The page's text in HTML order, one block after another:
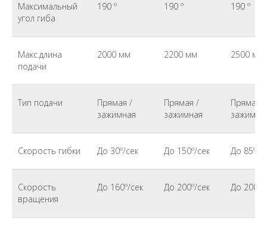
Максимальный
угол гиба
190 º 190 º 190 º
Макс.длина
подачи
2000 мм 2200 мм 2500 мм
Тип подачи
Прямая /
зажимная
Прямая /
зажимная
Прямая /
Скорость гибки До 30º/сек До 150º/сек До 85º/
Скорость
вращения
До 160º/сек До 200º/сек До 200º/